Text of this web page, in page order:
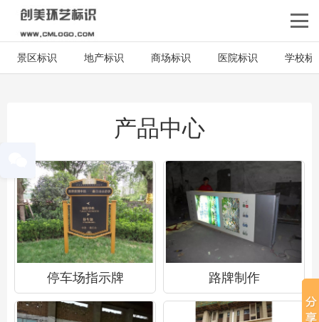
景区标识 地产标识 商场标识 医院标识 学校标
产品中心
停车场指示牌 路牌制作